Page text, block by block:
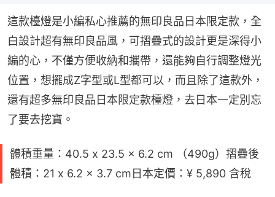
這款檯燈是小編私心推薦的無印良品日本限定款，全
白設計超有無印良品風，可摺疊式的設計更是深得小
編的心，不僅方便收納和攜帶，還能夠自行調整燈光
位置，想擺成Z字型或L型都可以，而且除了這款外，
還有超多無印良品日本限定款檯燈，去日本一定別忘
了要去挖寶。
體積重量：40.5 x 23.5 x 6.2 cm （490g）摺疊後
體積：21 x 6.2 x 3.7 cm日本定價：¥ 5,890 含稅